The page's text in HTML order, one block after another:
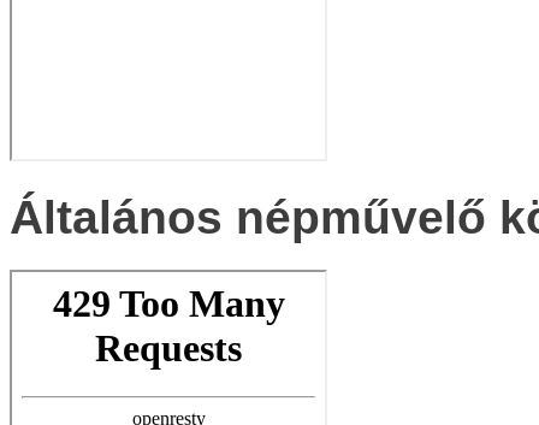
Általános népművelő